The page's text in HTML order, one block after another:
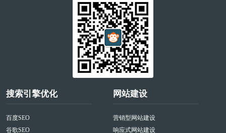
搜索引擎优化
百度SEO
谷歌SEO
网站建设
营销型网站建设
响应式网站建设